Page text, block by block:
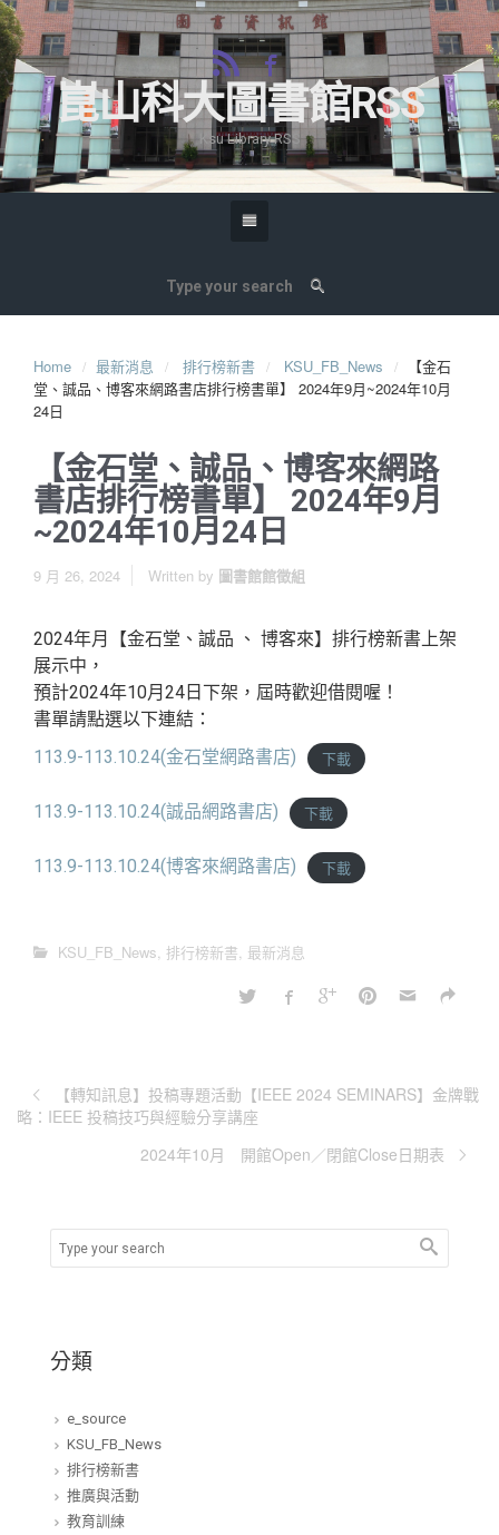
崑山科大圖書館RSS
Ksu Library RSS
Home 最新消息 排行榜新書 KSU_FB_News
【金石
堂、誠品、博客來網路書店排行榜書單】 2024年9月~2024年10月
24日
【金石堂、誠品、博客來網路
書店排行榜書單】 2024年9月
~2024年10月24日
9 月 26, 2024 Written by 圖書館館徵組
2024年月【金石堂、誠品 、 博客來】排行榜新書上架
展示中，
預計2024年10月24日下架，屆時歡迎借閱喔！
書單請點選以下連結：
113.9-113.10.24(金石堂網路書店)
下載
113.9-113.10.24(誠品網路書店) 下載
113.9-113.10.24(博客來網路書店) 下載
KSU_FB_News, 排行榜新書, 最新消息
【轉知訊息】投稿專題活動【IEEE 2024 SEMINARS】金牌戰
略：IEEE 投稿技巧與經驗分享講座
2024年10月 開館Open／閉館Close日期表
分類
e_source
KSU_FB_News
排行榜新書
推廣與活動
教育訓練